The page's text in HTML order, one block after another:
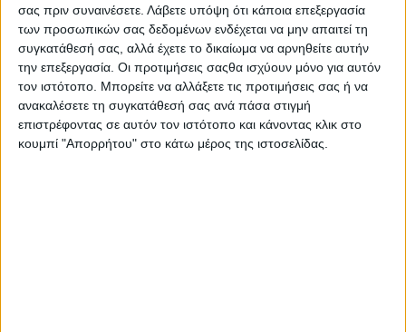
σας πριν συναινέσετε. Λάβετε υπόψη ότι κάποια επεξεργασία
των προσωπικών σας δεδομένων ενδέχεται να μην απαιτεί τη
συγκατάθεσή σας, αλλά έχετε το δικαίωμα να αρνηθείτε αυτήν
την επεξεργασία. Οι προτιμήσεις σαςθα ισχύουν μόνο για αυτόν
τον ιστότοπο. Μπορείτε να αλλάξετε τις προτιμήσεις σας ή να
ανακαλέσετε τη συγκατάθεσή σας ανά πάσα στιγμή
επιστρέφοντας σε αυτόν τον ιστότοπο και κάνοντας κλικ στο
κουμπί "Απορρήτου" στο κάτω μέρος της ιστοσελίδας.